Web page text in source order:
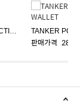
판매가격